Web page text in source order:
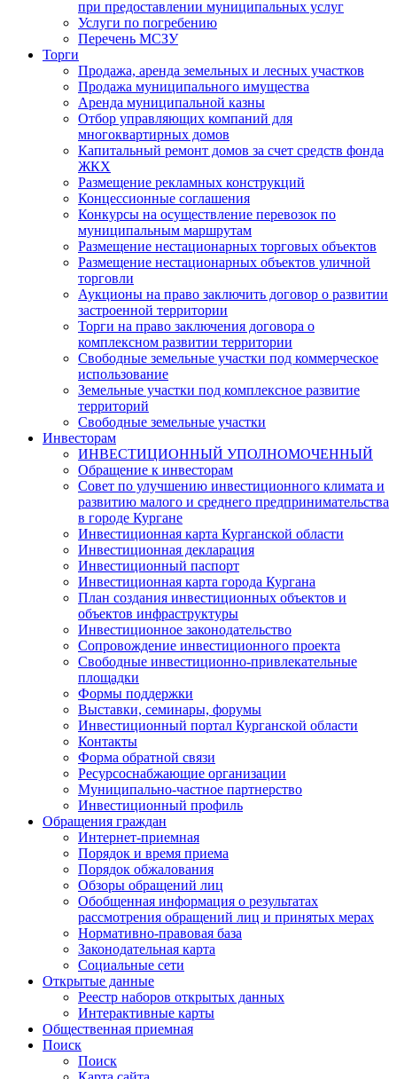
при предоставлении муниципальных услуг
Услуги по погребению
Перечень МСЗУ
Торги
Продажа, аренда земельных и лесных участков
Продажа муниципального имущества
Аренда муниципальной казны
Отбор управляющих компаний для
многоквартирных домов
Капитальный ремонт домов за счет средств фонда
ЖКХ
Размещение рекламных конструкций
Концессионные соглашения
Конкурсы на осуществление перевозок по
муниципальным маршрутам
Размещение нестационарных торговых объектов
Размещение нестационарных объектов уличной
торговли
Аукционы на право заключить договор о развитии
застроенной территории
Торги на право заключения договора о
комплексном развитии территории
Свободные земельные участки под коммерческое
использование
Земельные участки под комплексное развитие
территорий
Свободные земельные участки
Инвесторам
ИНВЕСТИЦИОННЫЙ УПОЛНОМОЧЕННЫЙ
Обращение к инвесторам
Совет по улучшению инвестиционного климата и
развитию малого и среднего предпринимательства
в городе Кургане
Инвестиционная карта Курганской области
Инвестиционная декларация
Инвестиционный паспорт
Инвестиционная карта города Кургана
План создания инвестиционных объектов и
объектов инфраструктуры
Инвестиционное законодательство
Сопровождение инвестиционного проекта
Свободные инвестиционно-привлекательные
площадки
Формы поддержки
Выставки, семинары, форумы
Инвестиционный портал Курганской области
Контакты
Форма обратной связи
Ресурсоснабжающие организации
Муниципально-частное партнерство
Инвестиционный профиль
Обращения граждан
Интернет-приемная
Порядок и время приема
Порядок обжалования
Обзоры обращений лиц
Обобщенная информация о результатах
рассмотрения обращений лиц и принятых мерах
Нормативно-правовая база
Законодательная карта
Социальные сети
Открытые данные
Реестр наборов открытых данных
Интерактивные карты
Общественная приемная
Поиск
Поиск